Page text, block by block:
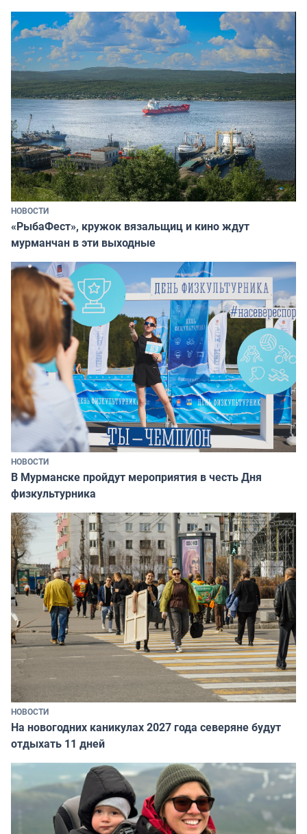
НОВОСТИ
«РыбаФест», кружок вязальщиц и кино ждут
мурманчан в эти выходные
НОВОСТИ
В Мурманске пройдут мероприятия в честь Дня
физкультурника
НОВОСТИ
На новогодних каникулах 2027 года северяне будут
отдыхать 11 дней